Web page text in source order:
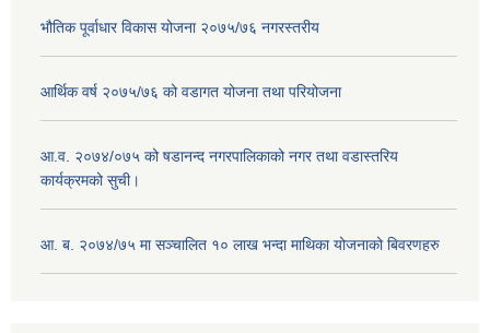
भौतिक पूर्वाधार विकास योजना २०७५/७६ नगरस्तरीय
आर्थिक वर्ष २०७५/७६ को वडागत योजना तथा परियोजना
आ.व. २०७४/०७५ को षडानन्द नगरपालिकाको नगर तथा वडास्तरिय
कार्यक्रमको सुची।
आ. ब. २०७४/७५ मा सञ्चालित १० लाख भन्दा माथिका योजनाको बिवरणहरु